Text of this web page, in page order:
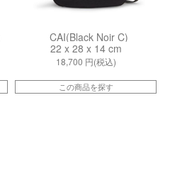
CAI(Black Noir C)
22 x 28 x 14 cm
18,700 円(税込)
この商品を探す